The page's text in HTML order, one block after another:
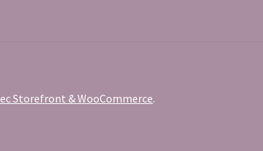
Storefront & WooCommerce.